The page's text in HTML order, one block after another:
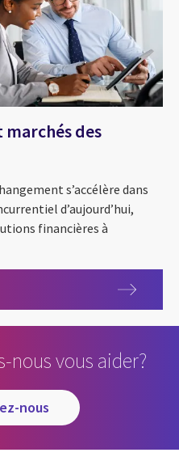
marchés des
s’accélère dans
d’aujourd’hui,
financières à
marchés des capitaux
nous vous aider?
nous